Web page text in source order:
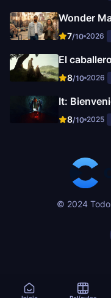
Wonder
7/10 2026
El
8/10 2026
It:
8/10 2025
© 2024